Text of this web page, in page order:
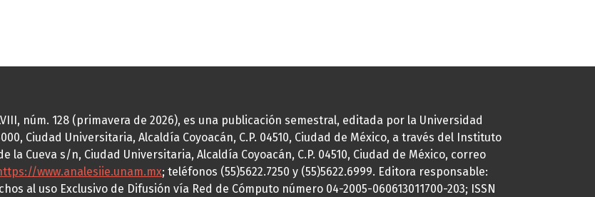
núm. 128 (primavera de 2026), es una publicación semestral, editada por la Universidad
Ciudad Universitaria, Alcaldía Coyoacán, C.P. 04510, Ciudad de México, a través del Instituto
Cueva s/n, Ciudad Universitaria, Alcaldía Coyoacán, C.P. 04510, Ciudad de México, correo
www.analesiie.unam.mx; teléfonos (55)5622.7250 y (55)5622.6999. Editora responsable:
al uso Exclusivo de Difusión vía Red de Cómputo número 04-2005-060613011700-203; ISSN